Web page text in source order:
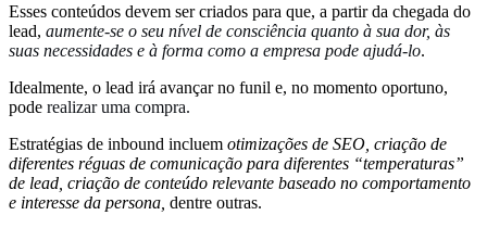
Esses conteúdos devem ser criados para que, a partir da chegada do
lead, aumente-se o seu nível de consciência quanto à sua dor, às
suas necessidades e à forma como a empresa pode ajudá-lo.
Idealmente, o lead irá avançar no funil e, no momento oportuno,
pode realizar uma compra.
Estratégias de inbound incluem otimizações de SEO, criação de
diferentes réguas de comunicação para diferentes “temperaturas”
de lead, criação de conteúdo relevante baseado no comportamento
e interesse da persona, dentre outras.